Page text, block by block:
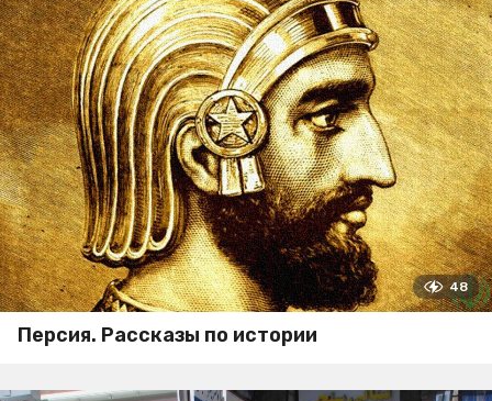
48
Персия. Рассказы по истории